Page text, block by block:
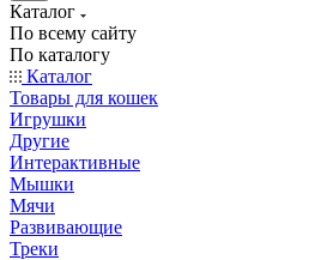
Каталог
По всему сайту
По каталогу
Каталог
Товары для кошек
Игрушки
Другие
Интерактивные
Мышки
Мячи
Развивающие
Треки